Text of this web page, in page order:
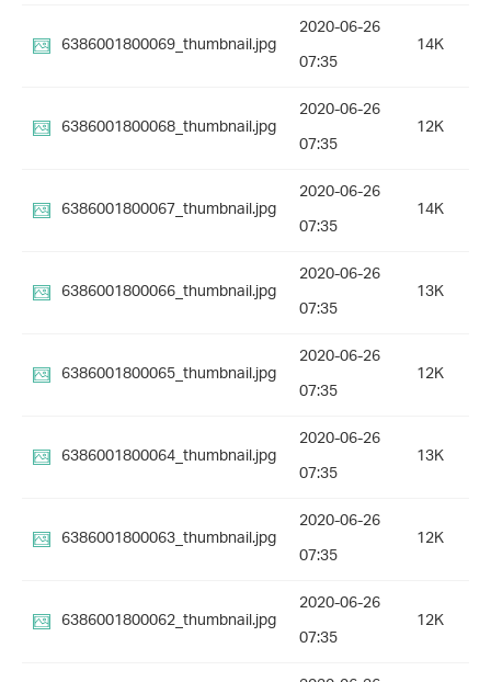
6386001800069_thumbnail.jpg
2020-06-26
07:35
14K
6386001800068_thumbnail.jpg
2020-06-26
07:35
12K
6386001800067_thumbnail.jpg
2020-06-26
07:35
14K
6386001800066_thumbnail.jpg
2020-06-26
07:35
13K
6386001800065_thumbnail.jpg
2020-06-26
07:35
12K
6386001800064_thumbnail.jpg
2020-06-26
07:35
13K
6386001800063_thumbnail.jpg
2020-06-26
07:35
12K
6386001800062_thumbnail.jpg
2020-06-26
07:35
12K